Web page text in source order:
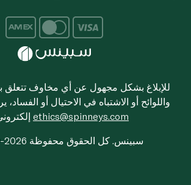
للإبلاغ بشكل مجهول عن أي مخاوف تتعلق
واللوائح أو الاشتباه في الاحتيال أو
ethics@spinneys.com
© 2020-2026 سبينس. كل الحقوق محفوظة